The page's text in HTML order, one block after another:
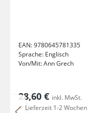
EAN:9780645781335
Sprache: Englisch
Von/Mit:Ann Grech
28,60 € inkl. MwSt.
Lieferzeit 1-2 Wochen